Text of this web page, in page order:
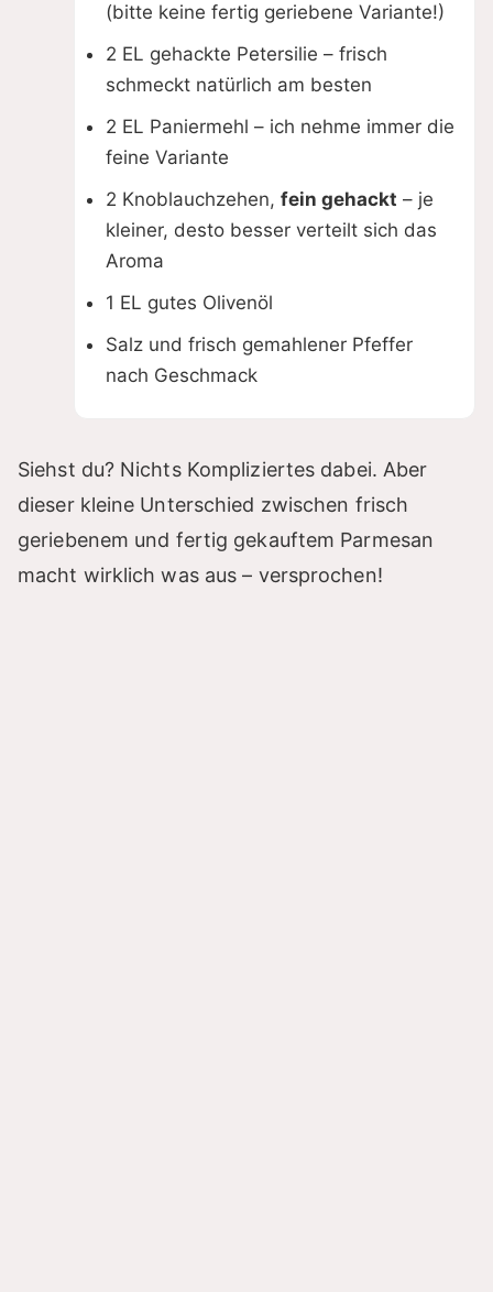
i
d
o
(bitte keine fertig geriebene Variante!)
2 EL gehackte Petersilie – frisch
schmeckt natürlich am besten
2 EL Paniermehl – ich nehme immer die
feine Variante
2 Knoblauchzehen, fein gehackt – je
kleiner, desto besser verteilt sich das
Aroma
1 EL gutes Olivenöl
Salz und frisch gemahlener Pfeffer
nach Geschmack
Siehst du? Nichts Kompliziertes dabei. Aber
dieser kleine Unterschied zwischen frisch
geriebenem und fertig gekauftem Parmesan
macht wirklich was aus – versprochen!